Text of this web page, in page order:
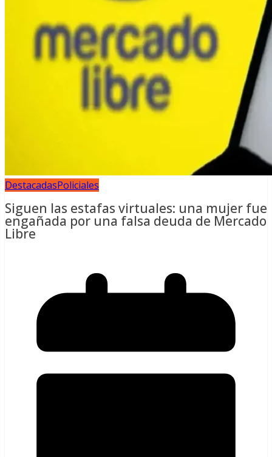
DestacadasPoliciales
Siguen las estafas virtuales: una mujer fue
engañada por una falsa deuda de Mercado
Libre